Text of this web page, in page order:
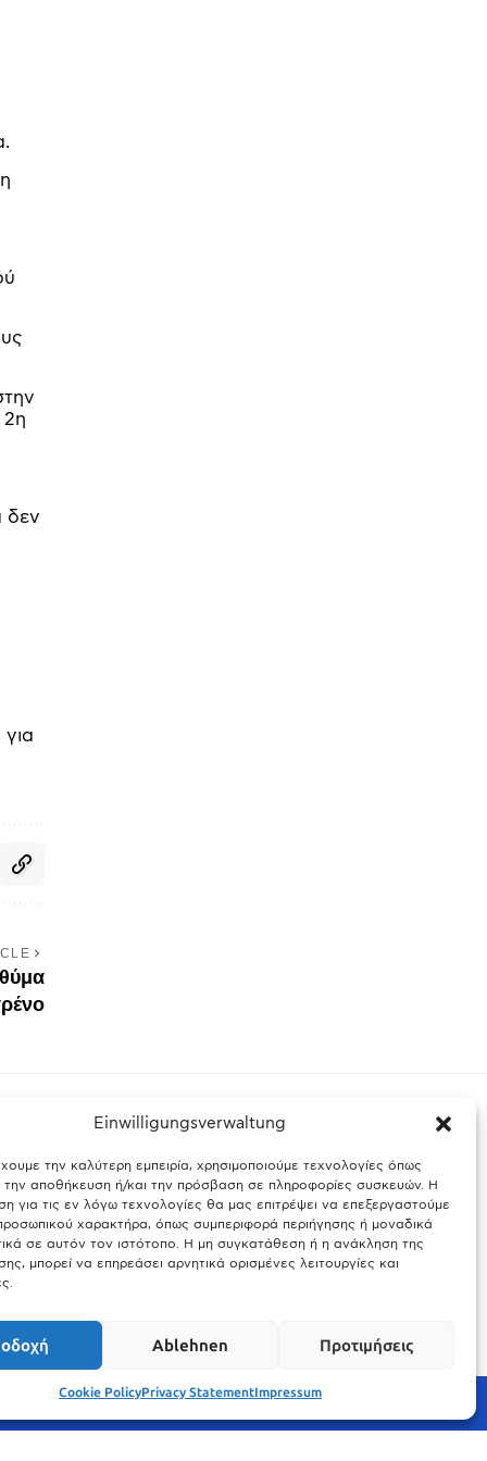
Einwilligungsverwaltung
την καλύτερη εμπειρία, χρησιμοποιούμε τεχνολογίες όπως
την αποθήκευση ή/και την πρόσβαση σε πληροφορίες συσκευών. Η
για τις εν λόγω τεχνολογίες θα μας επιτρέψει να επεξεργαστούμε
χαρακτήρα, όπως συμπεριφορά περιήγησης ή μοναδικά
σε αυτόν τον ιστότοπο. Η μη συγκατάθεση ή η ανάκληση της
μπορεί να επηρεάσει αρνητικά ορισμένες λειτουργίες και
Ablehnen Προτιμήσεις
Cookie PolicyPrivacy StatementImpressum
δεν
Θύελλα χτυπά το Μόναχο: Κίνδυνος από τους
ισχυρούς ανέμους και τις καταιγίδες
25.03.2026